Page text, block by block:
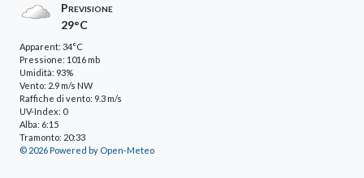
Previsione
29°C
Apparent: 34°C
Pressione: 1016 mb
Umidità: 93%
Vento: 2.9 m/s NW
Raffiche di vento: 9.3 m/s
UV-Index: 0
Alba: 6:15
Tramonto: 20:33
© 2026 Powered by Open-Meteo